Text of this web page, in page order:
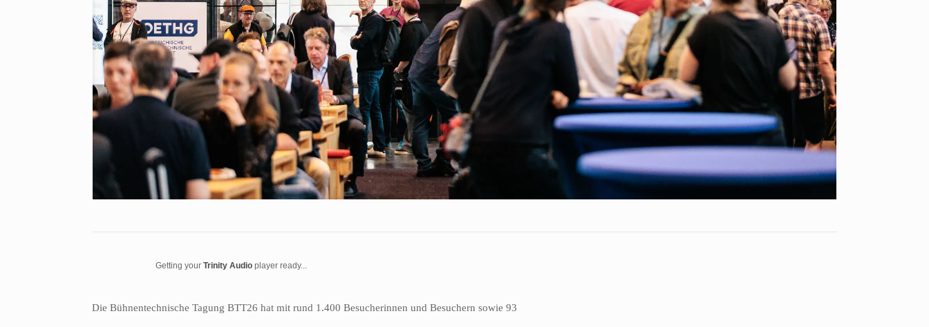
Getting your Trinity Audio player ready...
Die Bühnentechnische Tagung BTT26 hat mit rund 1.400 Besucherinnen und Besuchern sowie 93